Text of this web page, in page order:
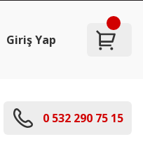
Giriş Yap
0 532 290 75 15